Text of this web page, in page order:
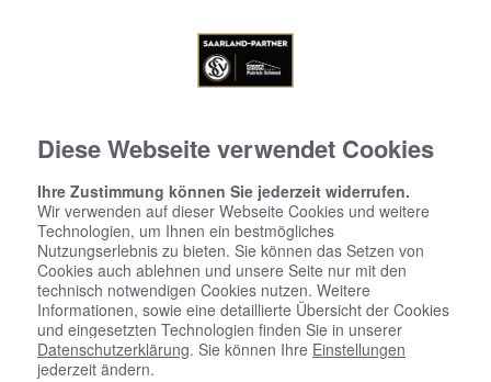
Diese Webseite verwendet Cookies
Ihre Zustimmung können Sie jederzeit widerrufen.
Wir verwenden auf dieser Webseite Cookies und weitere
Technologien, um Ihnen ein bestmögliches
Nutzungserlebnis zu bieten. Sie können das Setzen von
Cookies auch ablehnen und unsere Seite nur mit den
technisch notwendigen Cookies nutzen. Weitere
Informationen, sowie eine detaillierte Übersicht der Cookies
und eingesetzten Technologien finden Sie in unserer
Datenschutzerklärung. Sie können Ihre Einstellungen
jederzeit ändern.